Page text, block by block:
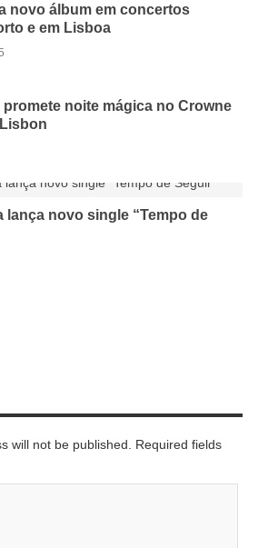
novo álbum em concertos
e em Lisboa
promete noite mágica no Crowne
lança novo single “Tempo de
will not be published. Required fields